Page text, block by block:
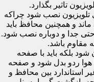
تاثیر بگذارد.
نصب شود چراکه
و همچنین محافظ باید
جدا و دوباره نصب شود.
مقاوم باشد.
بلکه باید با صفحه
هوا ردو بدل شود و صفحه
استاندارد بین محافظ و